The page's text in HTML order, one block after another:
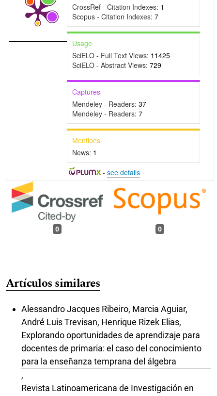
CrossRef - Citation Indexes: 1
Scopus - Citation Indexes: 7
Usage
SciELO - Full Text Views: 11425
SciELO - Abstract Views: 729
Captures
Mendeley - Readers: 37
Mendeley - Readers: 7
Mentions
News: 1
- see details
0 0
Artículos similares
Alessandro Jacques Ribeiro, Marcia Aguiar,
André Luis Trevisan, Henrique Rizek Elias,
Explorando oportunidades de aprendizaje para
docentes de primaria: el caso del conocimiento
para la enseñanza temprana del álgebra
,
Revista Latinoamericana de Investigación en